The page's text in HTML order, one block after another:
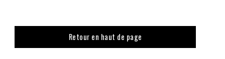
Retour en haut de page